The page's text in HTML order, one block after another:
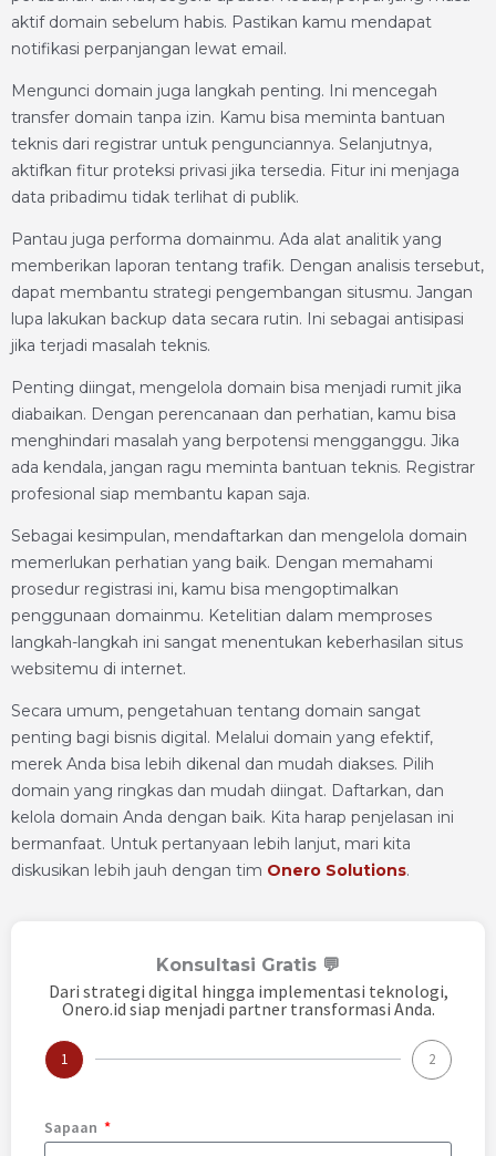
aktif domain sebelum habis. Pastikan kamu mendapat
notifikasi perpanjangan lewat email.
Mengunci domain juga langkah penting. Ini mencegah
transfer domain tanpa izin. Kamu bisa meminta bantuan
teknis dari registrar untuk pengunciannya. Selanjutnya,
aktifkan fitur proteksi privasi jika tersedia. Fitur ini menjaga
data pribadimu tidak terlihat di publik.
Pantau juga performa domainmu. Ada alat analitik yang
memberikan laporan tentang trafik. Dengan analisis tersebut,
dapat membantu strategi pengembangan situsmu. Jangan
lupa lakukan backup data secara rutin. Ini sebagai antisipasi
jika terjadi masalah teknis.
Penting diingat, mengelola domain bisa menjadi rumit jika
diabaikan. Dengan perencanaan dan perhatian, kamu bisa
menghindari masalah yang berpotensi mengganggu. Jika
ada kendala, jangan ragu meminta bantuan teknis. Registrar
profesional siap membantu kapan saja.
Sebagai kesimpulan, mendaftarkan dan mengelola domain
memerlukan perhatian yang baik. Dengan memahami
prosedur registrasi ini, kamu bisa mengoptimalkan
penggunaan domainmu. Ketelitian dalam memproses
langkah-langkah ini sangat menentukan keberhasilan situs
websitemu di internet.
Secara umum, pengetahuan tentang domain sangat
penting bagi bisnis digital. Melalui domain yang efektif,
merek Anda bisa lebih dikenal dan mudah diakses. Pilih
domain yang ringkas dan mudah diingat. Daftarkan, dan
kelola domain Anda dengan baik. Kita harap penjelasan ini
bermanfaat. Untuk pertanyaan lebih lanjut, mari kita
diskusikan lebih jauh dengan tim Onero Solutions.
Konsultasi Gratis 💬
Dari strategi digital hingga implementasi teknologi,
Onero.id siap menjadi partner transformasi Anda.
1 2
Sapaan